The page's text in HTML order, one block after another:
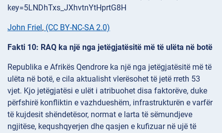
John Friel, (CC BY-NC-SA 2.0)
Fakti 10: RAQ ka një nga jetëgjatësitë më të ulëta në botë
Republika e Afrikës Qendrore ka një nga jetëgjatësitë më të
ulëta në botë, e cila aktualisht vlerësohet të jetë rreth 53
vjet. Kjo jetëgjatësi e ulët i atribuohet disa faktorëve, duke
përfshirë konfliktin e vazhdueshëm, infrastrukturën e varfër
të kujdesit shëndetësor, normat e larta të sëmundjeve
ngjitëse, kequshqyerjen dhe qasjen e kufizuar në ujë të